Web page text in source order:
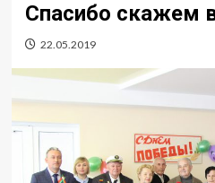
Спасибо скажем
22.05.2019